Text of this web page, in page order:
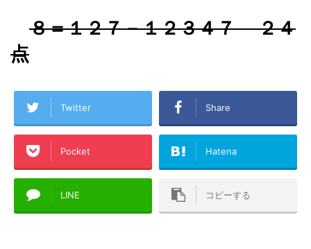
８＝１２７－１２３４７ ２４
点
Twitter Share
Pocket Hatena
LINE コピーする